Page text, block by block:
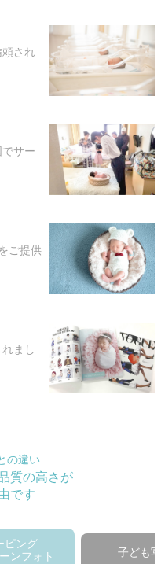
され
サー
ご提供
まし
の違い
質の高さが
です
ピング
ンフォト
子ども